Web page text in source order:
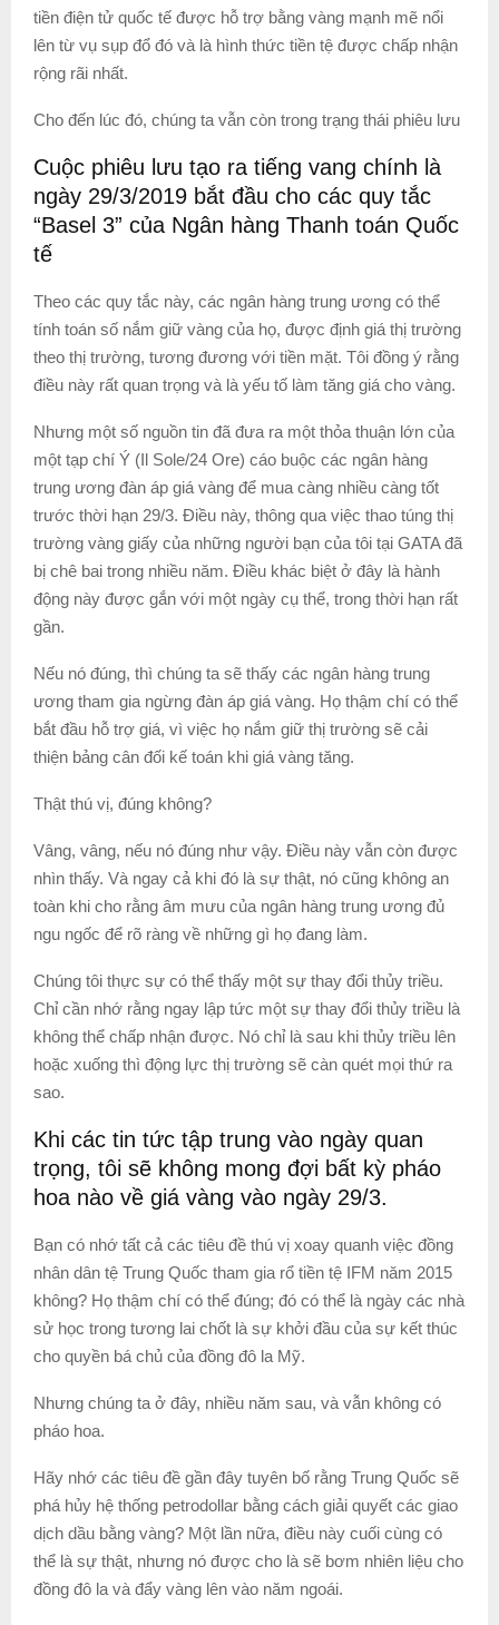
tiền điện tử quốc tế được hỗ trợ bằng vàng mạnh mẽ nổi
lên từ vụ sụp đổ đó và là hình thức tiền tệ được chấp nhận
rộng rãi nhất.
Cho đến lúc đó, chúng ta vẫn còn trong trạng thái phiêu lưu
Cuộc phiêu lưu tạo ra tiếng vang chính là
ngày 29/3/2019 bắt đầu cho các quy tắc
“Basel 3” của Ngân hàng Thanh toán Quốc
tế
Theo các quy tắc này, các ngân hàng trung ương có thể
tính toán số nắm giữ vàng của họ, được định giá thị trường
theo thị trường, tương đương với tiền mặt. Tôi đồng ý rằng
điều này rất quan trọng và là yếu tố làm tăng giá cho vàng.
Nhưng một số nguồn tin đã đưa ra một thỏa thuận lớn của
một tạp chí Ý (Il Sole/24 Ore) cáo buộc các ngân hàng
trung ương đàn áp giá vàng để mua càng nhiều càng tốt
trước thời hạn 29/3. Điều này, thông qua việc thao túng thị
trường vàng giấy của những người bạn của tôi tại GATA đã
bị chê bai trong nhiều năm. Điều khác biệt ở đây là hành
động này được gắn với một ngày cụ thể, trong thời hạn rất
gần.
Nếu nó đúng, thì chúng ta sẽ thấy các ngân hàng trung
ương tham gia ngừng đàn áp giá vàng. Họ thậm chí có thể
bắt đầu hỗ trợ giá, vì việc họ nắm giữ thị trường sẽ cải
thiện bảng cân đối kế toán khi giá vàng tăng.
Thật thú vị, đúng không?
Vâng, vâng, nếu nó đúng như vậy. Điều này vẫn còn được
nhìn thấy. Và ngay cả khi đó là sự thật, nó cũng không an
toàn khi cho rằng âm mưu của ngân hàng trung ương đủ
ngu ngốc để rõ ràng về những gì họ đang làm.
Chúng tôi thực sự có thể thấy một sự thay đổi thủy triều.
Chỉ cần nhớ rằng ngay lập tức một sự thay đổi thủy triều là
không thể chấp nhận được. Nó chỉ là sau khi thủy triều lên
hoặc xuống thì động lực thị trường sẽ càn quét mọi thứ ra
sao.
Khi các tin tức tập trung vào ngày quan
trọng, tôi sẽ không mong đợi bất kỳ pháo
hoa nào về giá vàng vào ngày 29/3.
Bạn có nhớ tất cả các tiêu đề thú vị xoay quanh việc đồng
nhân dân tệ Trung Quốc tham gia rổ tiền tệ IFM năm 2015
không? Họ thậm chí có thể đúng; đó có thể là ngày các nhà
sử học trong tương lai chốt là sự khởi đầu của sự kết thúc
cho quyền bá chủ của đồng đô la Mỹ.
Nhưng chúng ta ở đây, nhiều năm sau, và vẫn không có
pháo hoa.
Hãy nhớ các tiêu đề gần đây tuyên bố rằng Trung Quốc sẽ
phá hủy hệ thống petrodollar bằng cách giải quyết các giao
dịch dầu bằng vàng? Một lần nữa, điều này cuối cùng có
thể là sự thật, nhưng nó được cho là sẽ bơm nhiên liệu cho
đồng đô la và đẩy vàng lên vào năm ngoái.